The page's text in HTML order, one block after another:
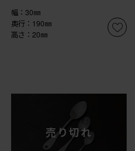
幅：30㎜
奥行：190㎜
高さ：20㎜
売り切れ